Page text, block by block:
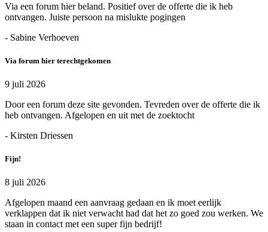
Via een forum hier beland. Positief over de offerte die ik heb
ontvangen. Juiste persoon na mislukte pogingen
- Sabine Verhoeven
Via forum hier terechtgekomen
9 juli 2026
Door een forum deze site gevonden. Tevreden over de offerte die ik
heb ontvangen. Afgelopen en uit met de zoektocht
- Kirsten Driessen
Fijn!
8 juli 2026
Afgelopen maand een aanvraag gedaan en ik moet eerlijk
verklappen dat ik niet verwacht had dat het zo goed zou werken. We
staan in contact met een super fijn bedrijf!